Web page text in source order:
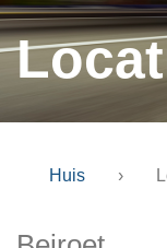
Huis ›